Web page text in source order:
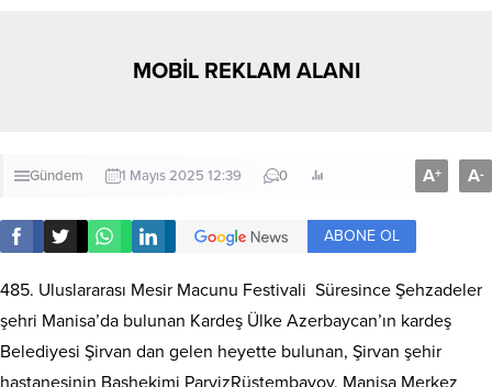
MOBİL REKLAM ALANI
Gündem 1 Mayıs 2025 12:39 0 A+ A-
ABONE OL
485. Uluslararası Mesir Macunu Festivali Süresince Şehzadeler
şehri Manisa’da bulunan Kardeş Ülke Azerbaycan’ın kardeş
Belediyesi Şirvan dan gelen heyette bulunan, Şirvan şehir